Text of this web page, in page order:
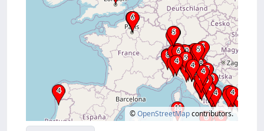
©OpenStreetMapcontributors.